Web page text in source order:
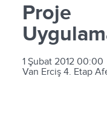
Proje
1 Şubat 2012 00:00
Van Erciş 4. Etap